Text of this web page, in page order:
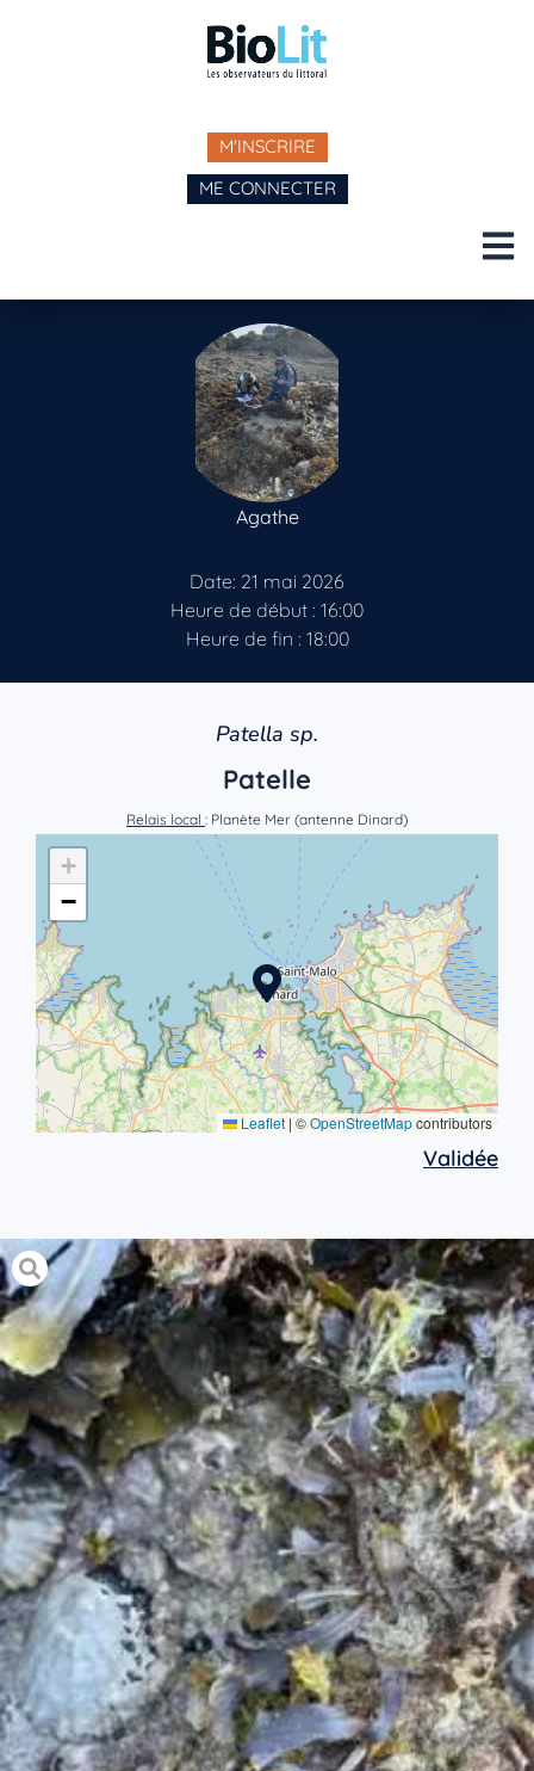
M'INSCRIRE
ME CONNECTER
Agathe
Date: 21 mai 2026
Heure de début : 16:00
Heure de fin : 18:00
Patella sp.
Patelle
Relais local : Planète Mer (antenne Dinard)
+
−
Leaflet | ©OpenStreetMapcontributors
Validée